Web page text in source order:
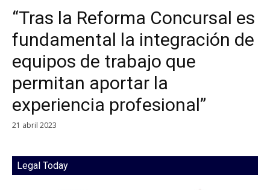
“Tras la Reforma Concursal es
fundamental la integración de
equipos de trabajo que
permitan aportar la
experiencia profesional”
21 abril 2023
Legal Today